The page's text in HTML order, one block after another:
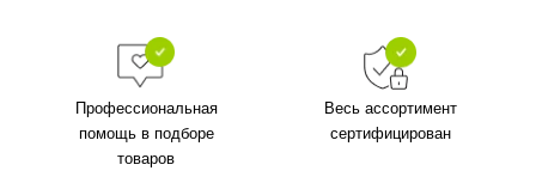
Профессиональная
помощь в подборе
товаров
Весь ассортимент
сертифицирован